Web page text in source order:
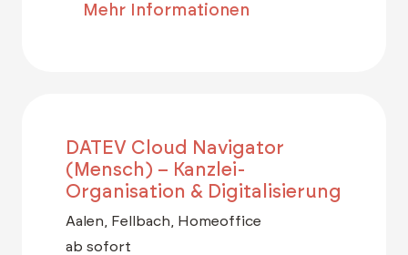
Mehr Informationen
DATEV Cloud Navigator
(Mensch) – Kanzlei-
Organisation & Digitalisierung
Aalen, Fellbach, Homeoffice
ab sofort